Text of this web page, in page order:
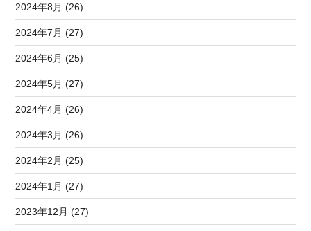
2024年8月 (26)
2024年7月 (27)
2024年6月 (25)
2024年5月 (27)
2024年4月 (26)
2024年3月 (26)
2024年2月 (25)
2024年1月 (27)
2023年12月 (27)